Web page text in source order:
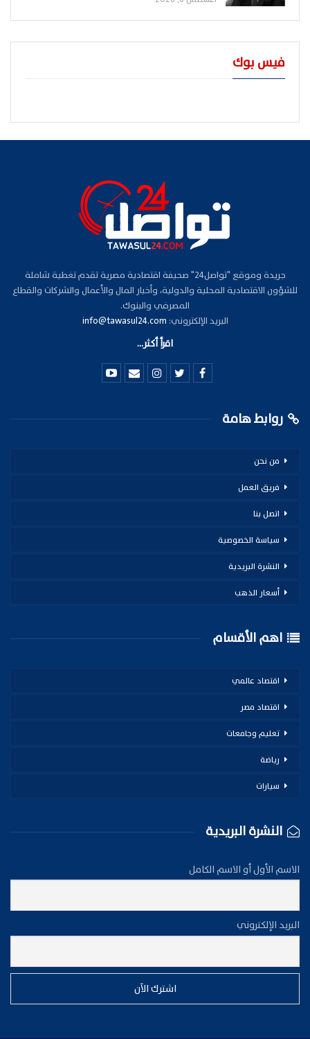
فيس بوك
جريدة وموقع "تواصل24" صحيفة اقتصادية مصرية تقدم تغطية شاملة
للشؤون الاقتصادية المحلية والدولية، وأخبار المال والأعمال والشركات والقطاع
المصرفي والبنوك.
البريد الإلكتروني: info@tawasul24.com
اقرأ أكثر...
روابط هامة
من نحن
فريق العمل
اتصل بنا
سياسة الخصوصية
النشرة البريدية
أسعار الذهب
اهم الأقسام
اقتصاد عالمي
اقتصاد مصر
تعليم وجامعات
رياضة
سيارات
النشرة البريدية
الاسم الأول أو الاسم الكامل
البريد الإلكتروني